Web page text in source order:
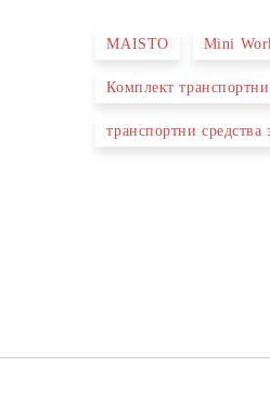
MAISTO Mini
Комплект транспортни
транспортни средства